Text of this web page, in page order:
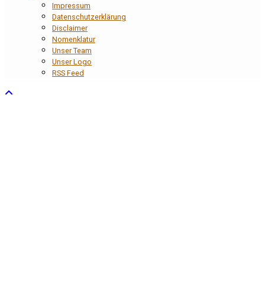
Impressum
Datenschutzerklärung
Disclaimer
Nomenklatur
Unser Team
Unser Logo
RSS Feed